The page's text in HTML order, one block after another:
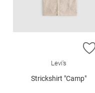
Levi's
Strickshirt "Camp"